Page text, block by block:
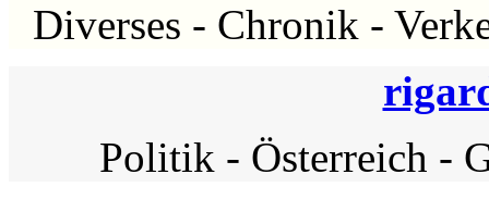
Diverses - Chronik -
Politik - Österreich -